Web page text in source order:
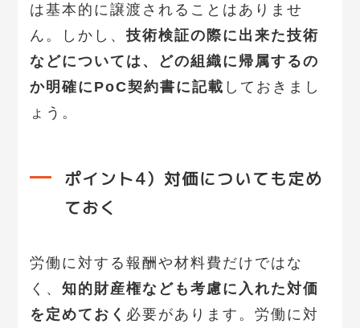
は基本的に譲渡されることはありませ
ん。しかし、技術検証の際に出来た技術
などについては、どの組織に帰属するの
か明確にPoC契約書に記載 しておきまし
ょう。
ポイント4）対価についても定め
ておく
労働に対する報酬や材料費だけではな
く、知的財産権なども考慮に入れた対価
を定めておく 必要があります。労働に対